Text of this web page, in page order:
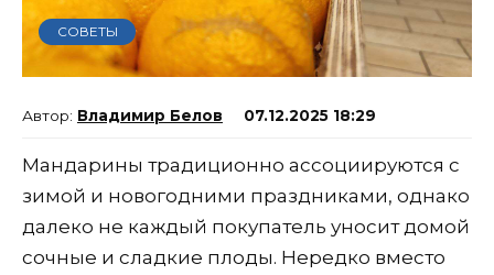
СОВЕТЫ
Владимир Белов 07.12.2025 18:29
Мандарины традиционно ассоциируются с
зимой и новогодними праздниками, однако
далеко не каждый покупатель уносит домой
сочные и сладкие плоды. Нередко вместо